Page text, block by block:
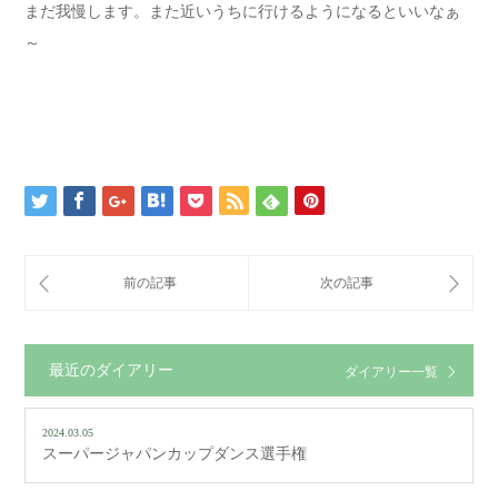
まだ我慢します。また近いうちに行けるようになるといいなぁ
～
最近のダイアリー ダイアリー一覧
2024.03.05
スーパージャパンカップダンス選手権